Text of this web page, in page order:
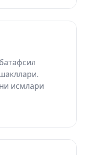
исмлари